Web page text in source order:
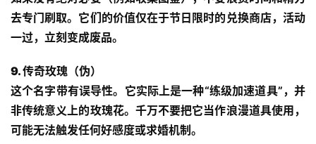
去专门刷取。它们的价值仅在于节日限时的兑换商店，活动
一过，立刻变成废品。
9. 传奇玫瑰（伪）
这个名字带有误导性。它实际上是一种“练级加速道具”，并
非传统意义上的玫瑰花。千万不要把它当作浪漫道具使用，
可能无法触发任何好感度或求婚机制。